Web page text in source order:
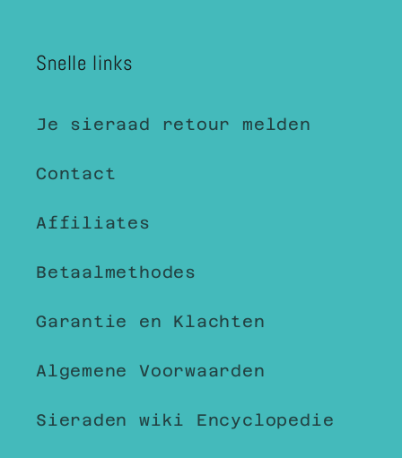
Snelle links
Je sieraad retour melden
Contact
Affiliates
Betaalmethodes
Garantie en Klachten
Algemene Voorwaarden
Sieraden wiki Encyclopedie